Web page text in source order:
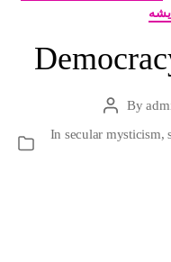
PostBy
In secular mysticism,